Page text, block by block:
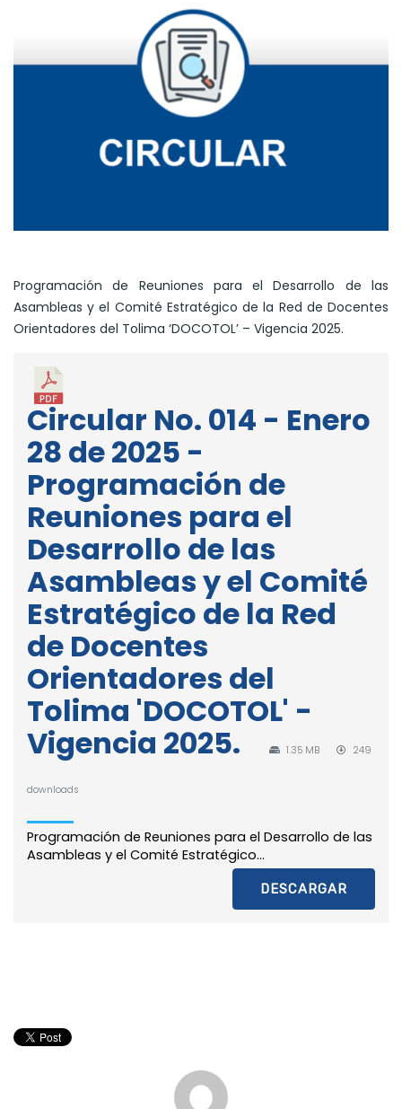
Programación de Reuniones para el Desarrollo de las
Asambleas y el Comité Estratégico de la Red de Docentes
Orientadores del Tolima ‘DOCOTOL’ – Vigencia 2025.
Circular No. 014 - Enero
28 de 2025 -
Programación de
Reuniones para el
Desarrollo de las
Asambleas y el Comité
Estratégico de la Red
de Docentes
Orientadores del
Tolima 'DOCOTOL' -
Vigencia 2025.
1.35 MB 249
downloads
Programación de Reuniones para el Desarrollo de las
Asambleas y el Comité Estratégico...
DESCARGAR